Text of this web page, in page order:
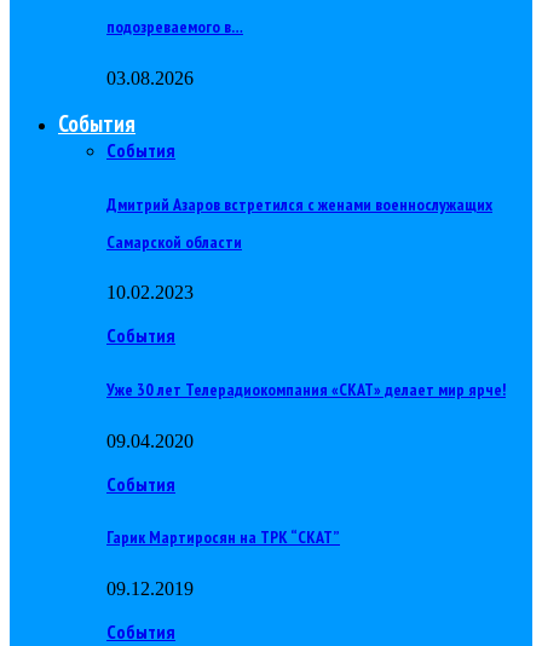
подозреваемого в…
03.08.2026
События
События
Дмитрий Азаров встретился с женами военнослужащих
Самарской области
10.02.2023
События
Уже 30 лет Телерадиокомпания «СКАТ» делает мир ярче!
09.04.2020
События
Гарик Мартиросян на ТРК “СКАТ”
09.12.2019
События